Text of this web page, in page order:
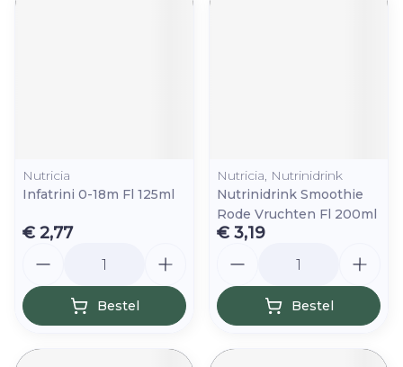
Nutricia
Infatrini 0-18m Fl 125ml
€ 2,77
Bestel
Nutricia, Nutrinidrink
Nutrinidrink Smoothie
Rode Vruchten Fl 200ml
€ 3,19
Bestel